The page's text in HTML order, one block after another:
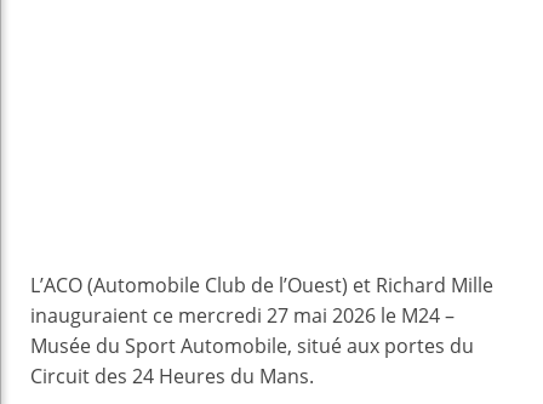
L’ACO (Automobile Club de l’Ouest) et Richard Mille
inauguraient ce mercredi 27 mai 2026 le M24 –
Musée du Sport Automobile, situé aux portes du
Circuit des 24 Heures du Mans.